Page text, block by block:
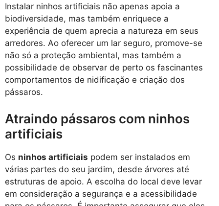
Instalar ninhos artificiais não apenas apoia a
biodiversidade, mas também enriquece a
experiência de quem aprecia a natureza em seus
arredores. Ao oferecer um lar seguro, promove-se
não só a proteção ambiental, mas também a
possibilidade de observar de perto os fascinantes
comportamentos de nidificação e criação dos
pássaros.
Atraindo pássaros com ninhos
artificiais
Os ninhos artificiais podem ser instalados em
várias partes do seu jardim, desde árvores até
estruturas de apoio. A escolha do local deve levar
em consideração a segurança e a acessibilidade